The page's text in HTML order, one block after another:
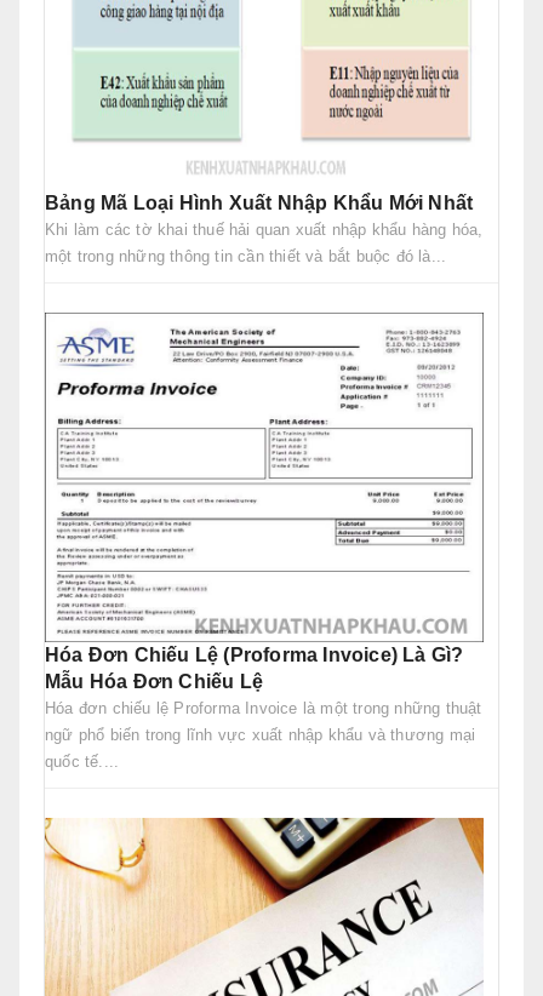
Bảng Mã Loại Hình Xuất Nhập Khẩu Mới Nhất
Khi làm các tờ khai thuế hải quan xuất nhập khẩu hàng hóa,
một trong những thông tin cần thiết và bắt buộc đó là...
Hóa Đơn Chiếu Lệ (Proforma Invoice) Là Gì?
Mẫu Hóa Đơn Chiếu Lệ
Hóa đơn chiếu lệ Proforma Invoice là một trong những thuật
ngữ phổ biến trong lĩnh vực xuất nhập khẩu và thương mại
quốc tế....